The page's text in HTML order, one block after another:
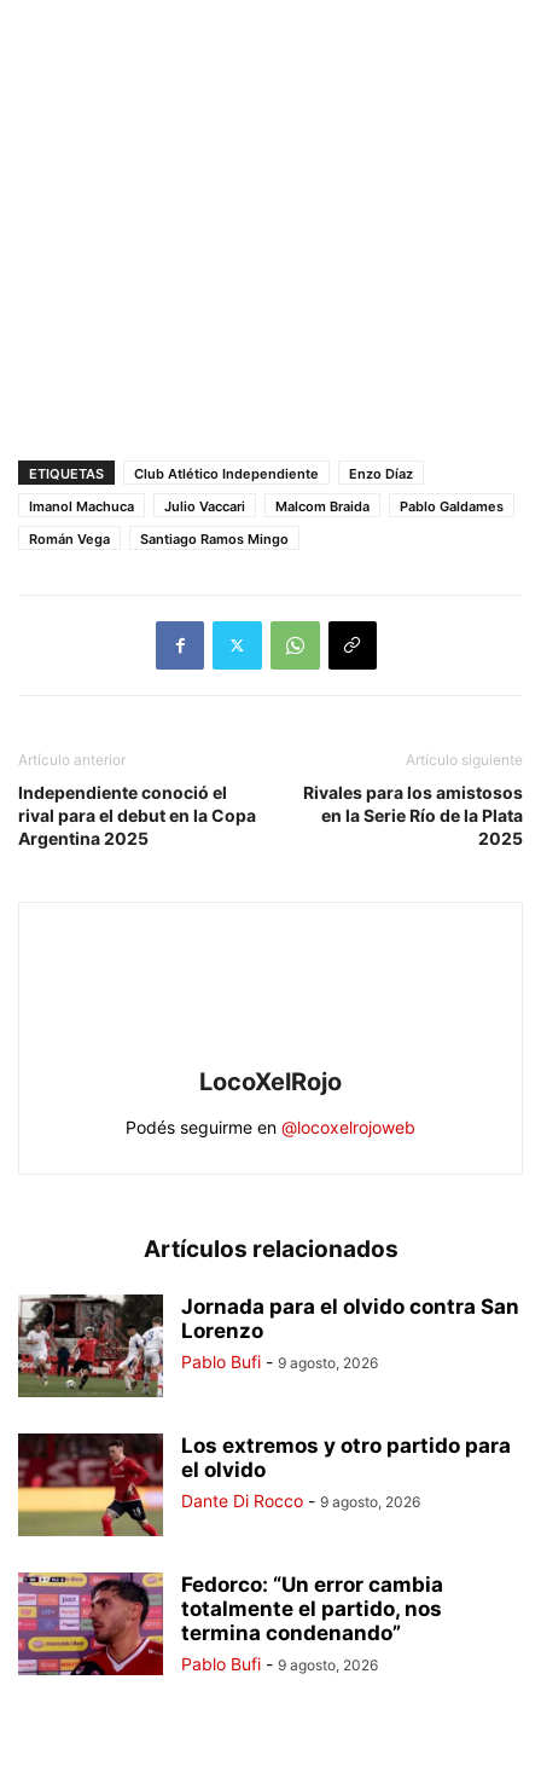
ETIQUETAS Club Atlético Independiente
Enzo Díaz
Imanol Machuca
Julio Vaccari Malcom Braida
Pablo Galdames
Román Vega
Santiago Ramos Mingo
Artículo anterior
Independiente conoció el
rival para el debut en la Copa
Argentina 2025
Artículo siguiente
Rivales para los amistosos
en la Serie Río de la Plata
2025
LocoXelRojo
Podés seguirme en @locoxelrojoweb
Artículos relacionados
Jornada para el olvido contra San
Lorenzo
Pablo Bufi - 9 agosto, 2026
Los extremos y otro partido para
el olvido
Dante Di Rocco - 9 agosto, 2026
Fedorco: “Un error cambia
totalmente el partido, nos
termina condenando”
Pablo Bufi - 9 agosto, 2026